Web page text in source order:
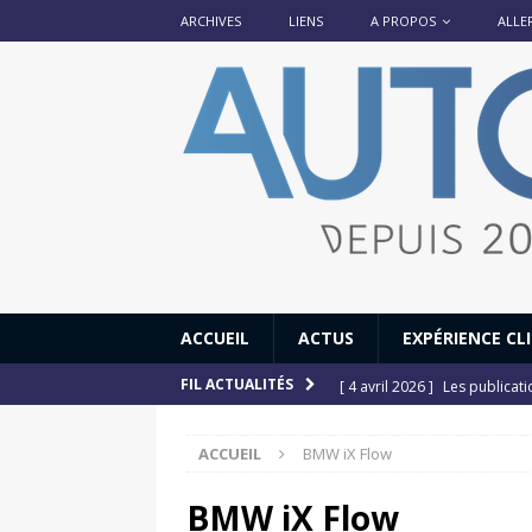
ARCHIVES LIENS A PROPOS
ACCUEIL ACTUS EXPÉRIENCE
FIL ACTUALITÉS [ 4 avril 2026 ] Les
[ 12 juillet 2025 ]
[ 6 juillet 2025 ]
ACCUEIL BMW iX Flow
BMW iX Flow